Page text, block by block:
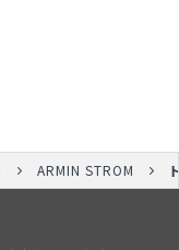
ARMIN STROM